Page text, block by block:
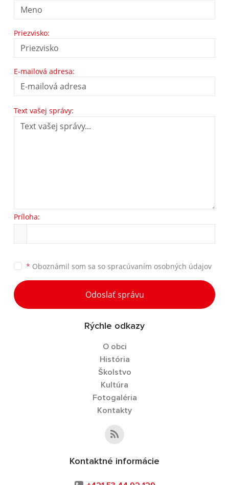
Priezvisko:
E-mailová adresa:
Text vašej správy:
Príloha:
* Oboznámil som sa so spracúvaním osobných údajov
Odoslať správu
Rýchle odkazy
O obci
História
Školstvo
Kultúra
Fotogaléria
Kontakty
Kontaktné informácie